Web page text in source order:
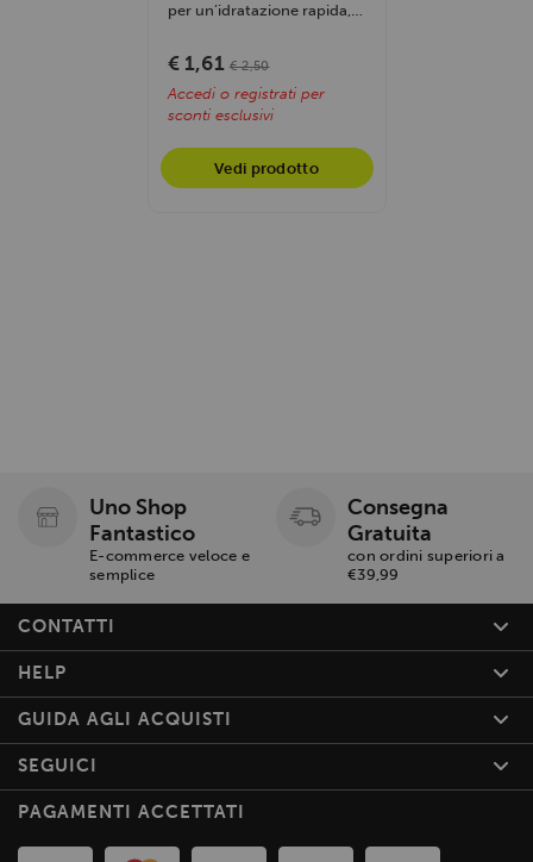
per un’idratazione rapida,
€ 1,61 € 2,50
Accedi o registrati per
sconti esclusivi
Vedi prodotto
Uno Shop
Fantastico
E-commerce veloce e
semplice
Consegna
Gratuita
con ordini superiori a
€39,99
CONTATTI
HELP
GUIDA AGLI ACQUISTI
SEGUICI
PAGAMENTI ACCETTATI